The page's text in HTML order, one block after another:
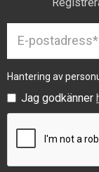
Hantering av
Jag godkänner